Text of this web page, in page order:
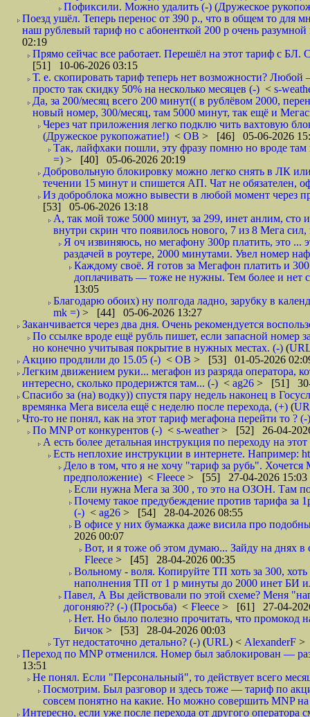
Пофиксили. Можно удалить (-) (Дружеское
Поезд ушёл. Теперь перенос от 390 р., что в общем то для
наш рублевый тариф но с абоненткой 200 р очень
02:19
Прямо сейчас все работает. Перешёл на этот тариф с
[51] 10-06-2026 03:15
Т. е. скопировать тариф теперь нет возможности?
просто так скидку 50% на несколько месяцев (-) < s-
Да, за 200/месяц всего 200 минут(( в рублёвом 2000,
новый номер, 300/месяц, там 5000 минут, так ещё и
Через чат приложения легко подклю чить вахтовую
(Дружеское рукопожатие!) < ОВ > [46] 05-06-2026
Так, лайфхаки пошли, эту фразу помню но вроде там
=) > [40] 05-06-2026 20:19
Добровольную блокировку можно легко снять в ЛК
течении 15 минут и спишется АП. Чат не обязателен,
Из доброблока можно вывести в любой момент через
[53] 05-06-2026 13:18
А, так мой тоже 5000 минут, за 299, инет анлим,
внутри скрин что появилось нового, 7 из 8 Мега
Я оч извиняюсь, но мегафону 300р платить, это ...
раздачей в роутере, 2000 минутами. Увел номер
Каждому своё. Я готов за Мегафон платить и
доплачивать — тоже не нужны. Тем более и нет
13:05
Благодарю обоих) ну полгода ладно, зарубку в
mk =) > [44] 05-06-2026 13:27
Заканчивается через два дня. Очень рекомендуется
По ссылке вроде ещё рубль пишет, если запасной номер
но конечно учитывая покрытие в нужных местах. (-) (
Акцию продлили до 15.05 (-) < ОВ > [53] 01-05-2026
Легким движением руки... мегафон из разряда оператора,
интересно, сколько продерижтся там... (-) < ag26 > [51] 30-
Спасибо за (на) водку)) спустя пару недель наконец в
времянка Мега висела ещё с неделю после перехода, (+) (
Что-то не понял, как на этот тариф мегафона перейти то ? (-)
По MNP от конкурентов (-) < s-weather> [52] 26-04-
А есть более детальная инструкция по переходу на
Есть неплохие инструкции в интернете. Например:
Дело в том, что я не хочу "тариф за рубь".
предположение) < Fleece > [55] 27-04-2026 15:03
Если нужна Мега за 300 , то это на ОЗОН. Там
Почему такое предубеждение против тарифа за
(-) < ag26 > [54] 28-04-2026 08:55
В офисе у них бумажка даже висила про
2026 00:07
Вот, и я тоже об этом думаю... Зайду на днях
Fleece > [45] 28-04-2026 00:35
Вольному - воля. Копируйте ТП хоть за 300,
наполнения ТП от 1 р минуты до 2000 инет БИ
Павел, А Вы действовали по этой схеме? Меня
догоняю?? (-) (Просьба) < Fleece > [61] 27-04-
Нет. Но было полезно прочитать, что промокод
Бичок > [53] 28-04-2026 00:03
Тут недостаточно детально? (-) (URL) < AlexanderF >
Переход по MNP отменился. Номер был заблокирован —
13:51
Не понял. Если "Персональный", то действует всего
Посмотрим. Был разговор и здесь тоже — тариф по
совсем понятно на какие. Но можно совершить MNP
Интересно, если уже после перехода от другого